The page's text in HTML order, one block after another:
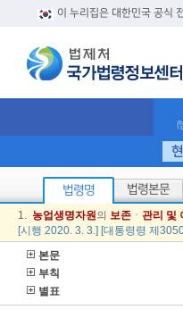
이 누리집은 대한민국 공식
(
법령명 법령본문
1. 농업생명자원의 보존 ㆍ 관리 및
[시행 2020. 3. 3.] [대통령령 제
본문
부칙
별표